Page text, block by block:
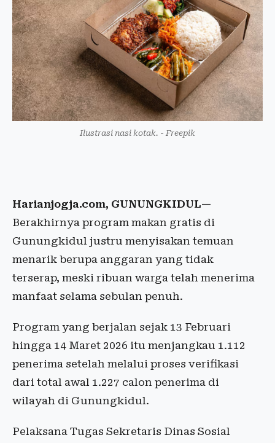
Ilustrasi nasi kotak. - Freepik
Harianjogja.com, GUNUNGKIDUL—
Berakhirnya program makan gratis di
Gunungkidul justru menyisakan temuan
menarik berupa anggaran yang tidak
terserap, meski ribuan warga telah menerima
manfaat selama sebulan penuh.
Program yang berjalan sejak 13 Februari
hingga 14 Maret 2026 itu menjangkau 1.112
penerima setelah melalui proses verifikasi
dari total awal 1.227 calon penerima di
wilayah di Gunungkidul.
Pelaksana Tugas Sekretaris Dinas Sosial